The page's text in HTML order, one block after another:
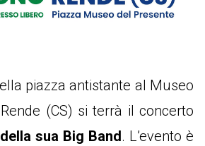
piazza antistante al Museo
(CS) si terrà il concerto
sua Big Band. L’evento è